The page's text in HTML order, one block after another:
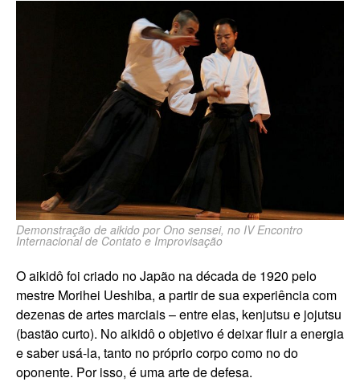
Demonstração de aikido por Ono sensei, no IV Encontro
Internacional de Contato e Improvisação
O aikidô foi criado no Japão na década de 1920 pelo
mestre Morihei Ueshiba, a partir de sua experiência com
dezenas de artes marciais – entre elas, kenjutsu e jojutsu
(bastão curto). No aikidô o objetivo é deixar fluir a energia
e saber usá-la, tanto no próprio corpo como no do
oponente. Por isso, é uma arte de defesa.